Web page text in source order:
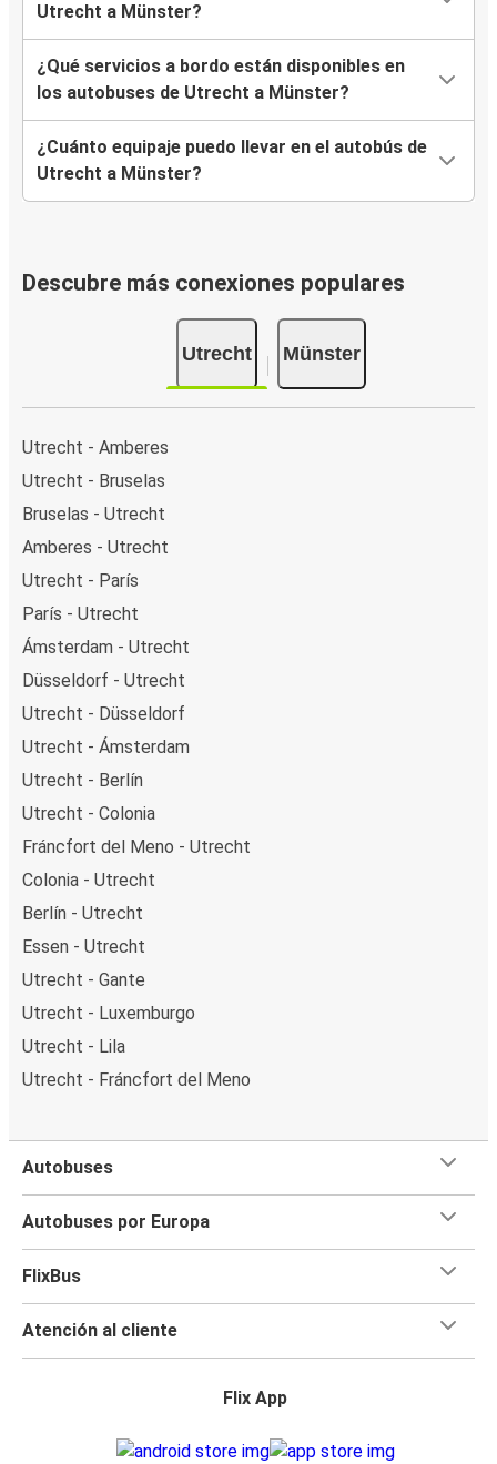
Utrecht a Münster?
¿Qué servicios a bordo están disponibles en
los autobuses de Utrecht a Münster?
¿Cuánto equipaje puedo llevar en el autobús de
Utrecht a Münster?
Descubre más conexiones populares
Utrecht Münster
Utrecht - Amberes
Utrecht - Bruselas
Bruselas - Utrecht
Amberes - Utrecht
Utrecht - París
París - Utrecht
Ámsterdam - Utrecht
Düsseldorf - Utrecht
Utrecht - Düsseldorf
Utrecht - Ámsterdam
Utrecht - Berlín
Utrecht - Colonia
Fráncfort del Meno - Utrecht
Colonia - Utrecht
Berlín - Utrecht
Essen - Utrecht
Utrecht - Gante
Utrecht - Luxemburgo
Utrecht - Lila
Utrecht - Fráncfort del Meno
Autobuses
Autobuses por Europa
FlixBus
Atención al cliente
Flix App